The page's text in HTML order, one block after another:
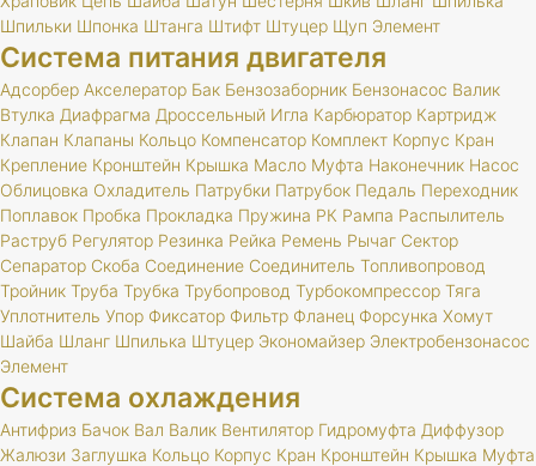
Шпильки Шпонка Штанга Штифт Штуцер Щуп Элемент
Система питания двигателя
Адсорбер Акселератор Бак Бензозаборник Бензонасос Валик
Втулка Диафрагма Дроссельный Игла Карбюратор Картридж
Клапан Клапаны Кольцо Компенсатор Комплект Корпус Кран
Крепление Кронштейн Крышка Масло Муфта Наконечник Насос
Облицовка Охладитель Патрубки Патрубок Педаль Переходник
Поплавок Пробка Прокладка Пружина РК Рампа Распылитель
Раструб Регулятор Резинка Рейка Ремень Рычаг Сектор
Сепаратор Скоба Соединение Соединитель Топливопровод
Тройник Труба Трубка Трубопровод Турбокомпрессор Тяга
Уплотнитель Упор Фиксатор Фильтр Фланец Форсунка Хомут
Шайба Шланг Шпилька Штуцер Экономайзер Электробензонасос
Элемент
Система охлаждения
Антифриз Бачок Вал Валик Вентилятор Гидромуфта Диффузор
Жалюзи Заглушка Кольцо Корпус Кран Кронштейн Крышка Муфта